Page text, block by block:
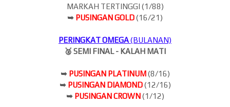
MARKAH TERTINGGI (1/88)
➥ PUSINGAN GOLD(16/21)
PERINGKAT OMEGA(BULANAN)
🥈 SEMI FINAL - KALAH MATI
➥ PUSINGAN PLATINUM (8/16)
➥ PUSINGAN DIAMOND (12/16)
➥ PUSINGAN CROWN (1/12)